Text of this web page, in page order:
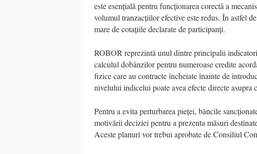
este esențială pentru funcționarea corectă a
volumul tranzacțiilor efective este redus. În astfel
mare de cotațiile declarate de participanți.
ROBOR reprezintă unul dintre principalii
calculul dobânzilor pentru numeroase credite
fizice care au contracte încheiate înainte de
nivelului indicelui poate avea efecte directe
Pentru a evita perturbarea pieței, băncile
motivării deciziei pentru a prezenta măsuri
Aceste planuri vor trebui aprobate de Consiliul